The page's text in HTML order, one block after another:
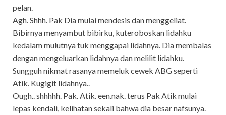
pelan.
Agh. Shhh. Pak Dia mulai mendesis dan menggeliat.
Bibirnya menyambut bibirku, kuteroboskan lidahku
kedalam mulutnya tuk menggapai lidahnya. Dia membalas
dengan mengeluarkan lidahnya dan melilit lidahku.
Sungguh nikmat rasanya memeluk cewek ABG seperti
Atik. Kugigit lidahnya..
Ough.. shhhhh. Pak. Atik. een.nak. terus Pak Atik mulai
lepas kendali, kelihatan sekali bahwa dia besar nafsunya.